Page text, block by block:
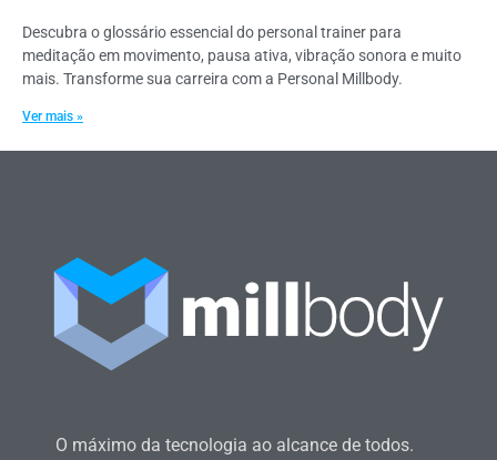
Descubra o glossário essencial do personal trainer para
meditação em movimento, pausa ativa, vibração sonora e muito
mais. Transforme sua carreira com a Personal Millbody.
Ver mais »
O máximo da tecnologia ao alcance de todos.